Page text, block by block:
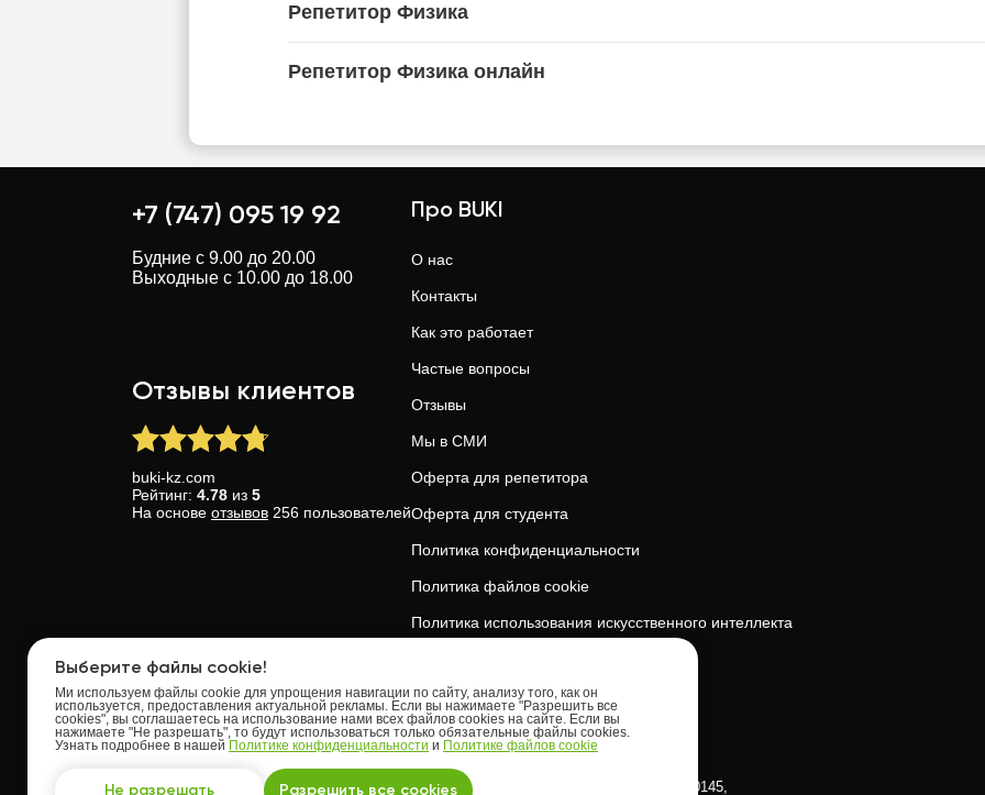
Репетитор Физика
Репетитор Физика онлайн
+7 (747) 095 19 92
Будние с 9.00 до 20.00
Выходные с 10.00 до 18.00
Отзывы клиентов
buki-kz.com
Рейтинг: 4.78 из 5
На основе отзывов 256 пользователей
Про BUKI
О нас
Контакты
Как это работает
Частые вопросы
Отзывы
Мы в СМИ
Оферта для репетитора
Оферта для студента
Политика конфиденциальности
Политика файлов cookie
Политика использования искусственного интеллекта
Upskills OU
Tallinn, Kesklinna linnaosa, Tornimäe tn 5, 10145,
Выберите файлы cookie!
Ми используем файлы cookie для упрощения навигации по сайту, анализу того, как он
используется, предоставления актуальной рекламы. Если вы нажимаете "Разрешить все
cookies", вы соглашаетесь на использование нами всех файлов cookies на сайте. Если вы
нажимаете "Не разрешать", то будут использоваться только обязательные файлы cookies.
Узнать подробнее в нашей Политике конфиденциальности и Политике файлов cookie
Разрешить все cookies
Не разрешать